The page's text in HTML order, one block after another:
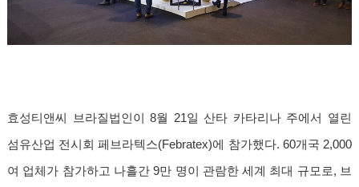
효성티앤씨 브라질법인이 8월 21일 산타 카타리나 주에서 열린
섬유산업 전시회 페브라텍스(Febratex)에 참가했다. 60개국 2,000
여 업체가 참가하고 나흘간 9만 명이 관람한 세계 최대 규모로, 브